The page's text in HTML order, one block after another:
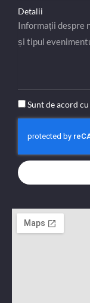
Detalii
Sunt de acord cu